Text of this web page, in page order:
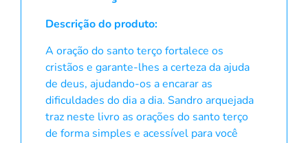
Descrição do produto:
A oração do santo terço fortalece os
cristãos e garante-lhes a certeza da ajuda
de deus, ajudando-os a encarar as
dificuldades do dia a dia. Sandro arquejada
traz neste livro as orações do santo terço
de forma simples e acessível para você